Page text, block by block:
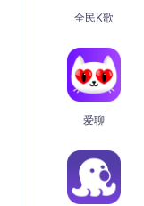
全民K歌
爱聊